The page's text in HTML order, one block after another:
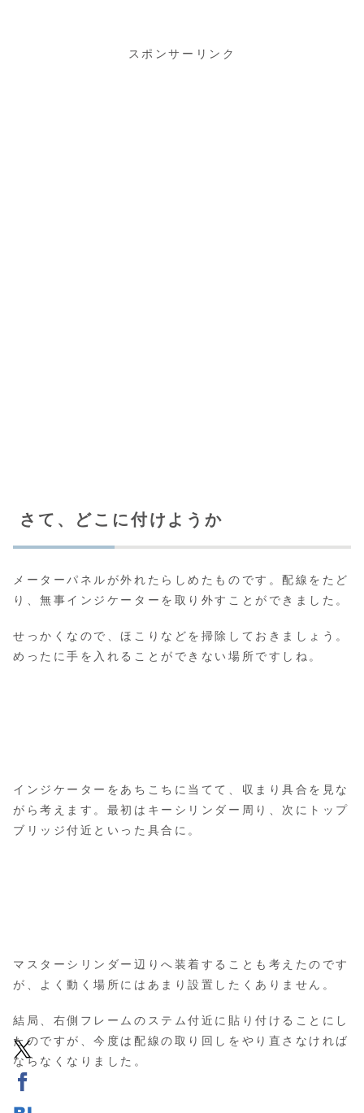
スポンサーリンク
さて、どこに付けようか
メーターパネルが外れたらしめたものです。配線をたど
り、無事インジケーターを取り外すことができました。
せっかくなので、ほこりなどを掃除しておきましょう。
めったに手を入れることができない場所ですしね。
インジケーターをあちこちに当てて、収まり具合を見な
がら考えます。最初はキーシリンダー周り、次にトップ
ブリッジ付近といった具合に。
マスターシリンダー辺りへ装着することも考えたのです
が、よく動く場所にはあまり設置したくありません。
結局、右側フレームのステム付近に貼り付けることにし
たのですが、今度は配線の取り回しをやり直さなければ
ならなくなりました。